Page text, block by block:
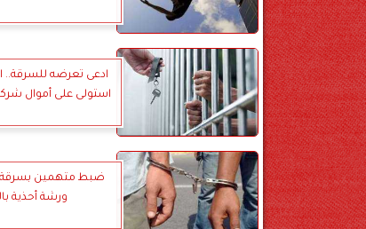
ادعى تعرضه
استولى على أموال
ضبط متهمين بسرقة
ورشة أحذية